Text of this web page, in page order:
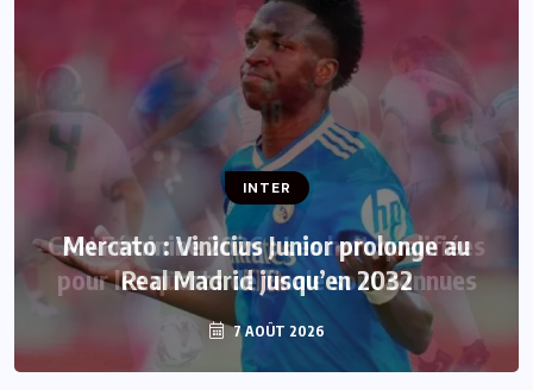
INTER
Mercato : Vinicius Junior prolonge au
Real Madrid jusqu’en 2032
7 AOÛT 2026